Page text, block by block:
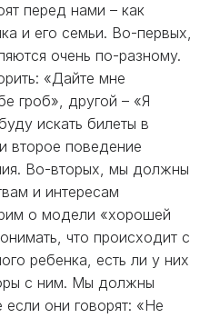
перед нами – как
и его семьи. Во-первых,
очень по-разному.
«Дайте мне
гроб», другой – «Я
искать билеты в
второе поведение
Во-вторых, мы должны
и интересам
о модели «хорошей
что происходит с
ребенка, есть ли у них
с ним. Мы должны
они говорят: «Не